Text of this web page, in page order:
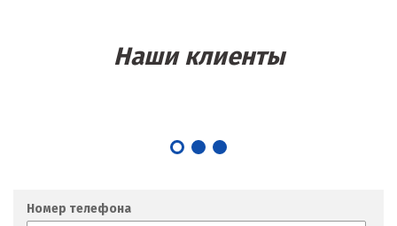
Наши клиенты
Номер телефона